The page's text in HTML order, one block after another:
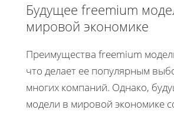
Будущее freemium
мировой экономике
Преимущества freemium
что делает ее популярным
многих компаний. Однако,
модели в мировой экономике